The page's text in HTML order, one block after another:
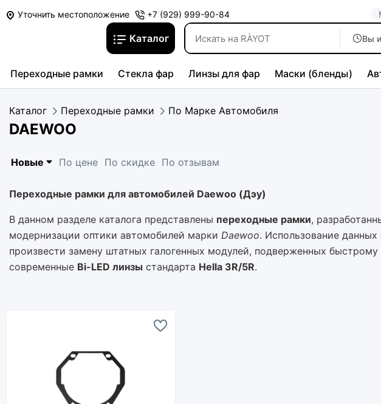
Уточнить местоположение +7 (929) 999-90-84
Каталог
Вы
Переходные рамки Стекла фар Линзы для фар Маски (бленды)
Каталог Переходные рамки По Марке Автомобиля
DAEWOO
Новые По цене По скидке По отзывам
Переходные рамки для автомобилей Daewoo (Дэу)
В данном разделе каталога представлены переходные рамки,
модернизации оптики автомобилей марки Daewoo. Использование данных
произвести замену штатных галогенных модулей, подверженных
современные Bi-LED линзы стандарта Hella 3R/5R.